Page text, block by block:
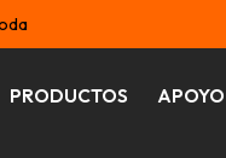
PRODUCTOS APOYO